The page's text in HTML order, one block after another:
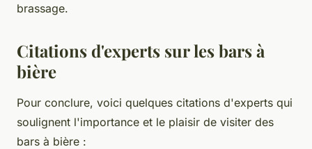
brassage.
Citations d'experts sur les bars à
bière
Pour conclure, voici quelques citations d'experts qui
soulignent l'importance et le plaisir de visiter des
bars à bière :